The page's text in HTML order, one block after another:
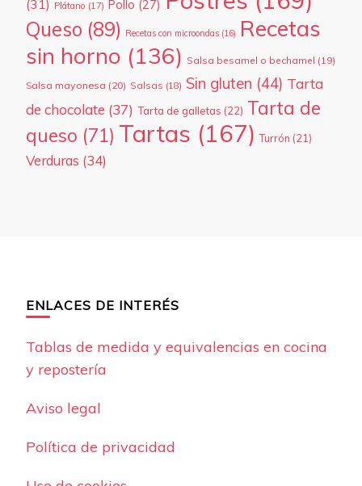
(31) Plátano (17) Pollo (27)
Queso (89) Recetas con microondas (16) Recetas
sin horno (136) Salsa besamel o bechamel (19)
Salsa mayonesa (20) Salsas (18) Sin gluten (44) Tarta
de chocolate (37) Tarta de galletas (22) Tarta de
queso (71) Tartas (167) Turrón (21)
Verduras (34)
ENLACES DE INTERÉS
Tablas de medida y equivalencias en cocina
y repostería
Aviso legal
Política de privacidad